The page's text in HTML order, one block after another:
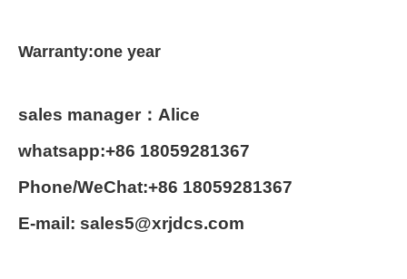
Warranty:one year
sales manager：Alice
whatsapp:+86 18059281367
Phone/WeChat:+86 18059281367
E-mail: sales5@xrjdcs.com